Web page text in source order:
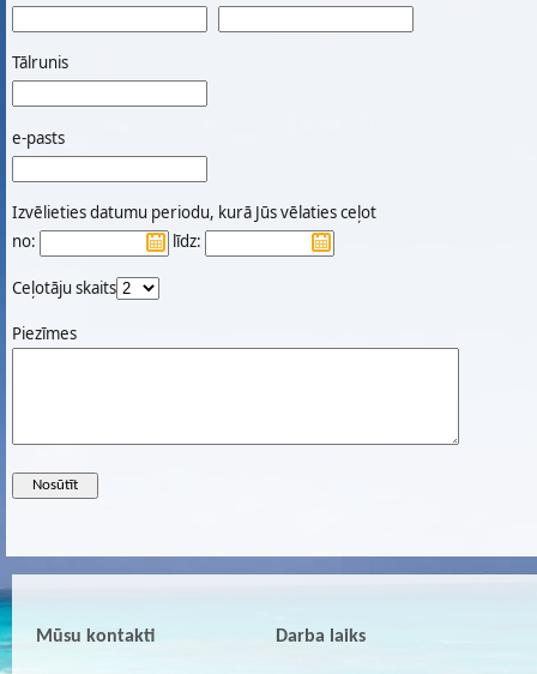
Tālrunis
e-pasts
Izvēlieties datumu periodu, kurā Jūs vēlaties ceļot
no:
līdz:
Ceļotāju skaits
Piezīmes
Mūsu kontakti Darba laiks